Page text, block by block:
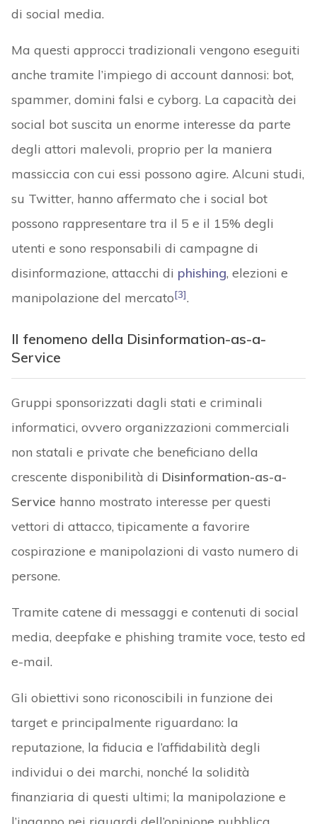
di social media.
Ma questi approcci tradizionali vengono eseguiti
anche tramite l’impiego di account dannosi: bot,
spammer, domini falsi e cyborg. La capacità dei
social bot suscita un enorme interesse da parte
degli attori malevoli, proprio per la maniera
massiccia con cui essi possono agire. Alcuni studi,
su Twitter, hanno affermato che i social bot
possono rappresentare tra il 5 e il 15% degli
utenti e sono responsabili di campagne di
disinformazione, attacchi di phishing, elezioni e
manipolazione del mercato[3].
Il fenomeno della Disinformation-as-a-
Service
Gruppi sponsorizzati dagli stati e criminali
informatici, ovvero organizzazioni commerciali
non statali e private che beneficiano della
crescente disponibilità di Disinformation-as-a-
Service hanno mostrato interesse per questi
vettori di attacco, tipicamente a favorire
cospirazione e manipolazioni di vasto numero di
persone.
Tramite catene di messaggi e contenuti di social
media, deepfake e phishing tramite voce, testo ed
e-mail.
Gli obiettivi sono riconoscibili in funzione dei
target e principalmente riguardano: la
reputazione, la fiducia e l’affidabilità degli
individui o dei marchi, nonché la solidità
finanziaria di questi ultimi; la manipolazione e